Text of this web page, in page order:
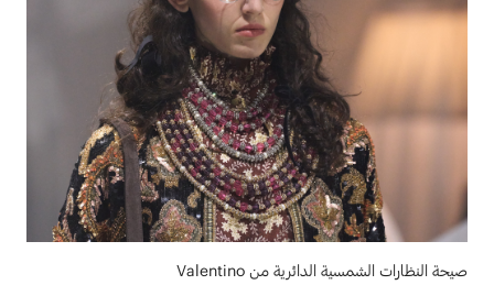
صيحة النظارات الشمسية الدائرية من Valentino